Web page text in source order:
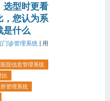
选型时更看
，您认为系
是什么
门诊管理系统 | 用
院信息管理系统
比
管理系统